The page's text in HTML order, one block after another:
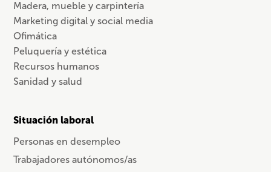
Madera, mueble y carpintería
Marketing digital y social media
Ofimática
Peluquería y estética
Recursos humanos
Sanidad y salud
Situación laboral
Personas en desempleo
Trabajadores autónomos/as